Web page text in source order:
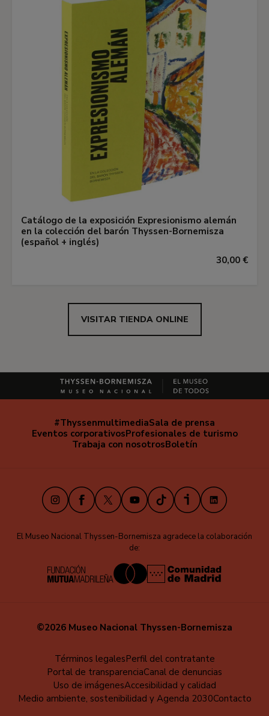
Catálogo de la exposición Expresionismo alemán
en la colección del barón Thyssen-Bornemisza
(español + inglés)
30,00 €
VISITAR TIENDA ONLINE
Navegación
secundaria
#ThyssenmultimediaSala de prensa
Eventos corporativosProfesionales de turismo
Trabaja con nosotrosBoletín
InstagramFacebook
X YoutubeTikTokiVooxLinkedIn
El Museo Nacional Thyssen-Bornemisza agradece la colaboración
de:
©2026 Museo Nacional Thyssen-Bornemisza
pie
Términos legalesPerfil del contratante
Portal de transparenciaCanal de denuncias
Uso de imágenesAccesibilidad y calidad
Medio ambiente, sostenibilidad y Agenda 2030Contacto